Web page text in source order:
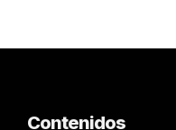
Contenidos